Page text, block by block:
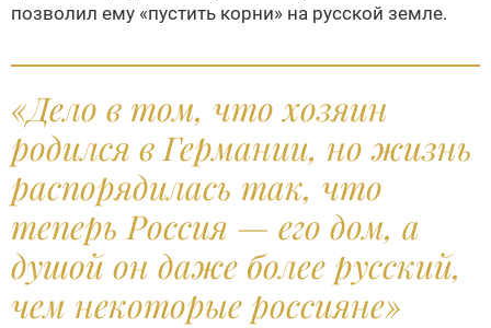
позволил ему «пустить корни» на русской земле.
«Дело в том, что хозяин
родился в Германии, но жизнь
распорядилась так, что
теперь Россия — его дом, а
душой он даже более русский,
чем некоторые россияне»